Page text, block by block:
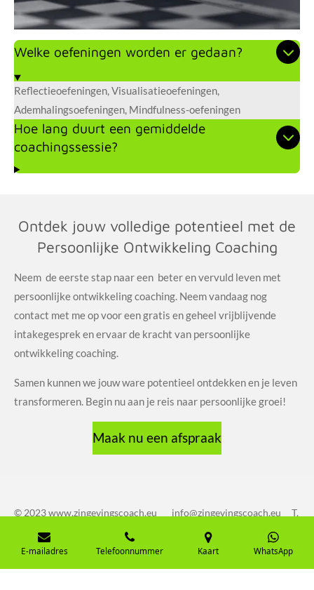
Welke oefeningen worden er gedaan?
Reflectieoefeningen, Visualisatieoefeningen,
Ademhalingsoefeningen, Mindfulness-oefeningen
Hoe lang duurt een gemiddelde
coachingssessie?
Ontdek jouw volledige potentieel met de
Persoonlijke Ontwikkeling Coaching
Neem de eerste stap naar een beter en vervuld leven met
persoonlijke ontwikkeling coaching. Neem vandaag nog
contact met me op voor een gratis en geheel vrijblijvende
intakegesprek en ervaar de kracht van persoonlijke
ontwikkeling coaching.
Samen kunnen we jouw ware potentieel ontdekken en je leven
transformeren. Begin nu aan je reis naar persoonlijke groei!
Maak nu een afspraak
© 2023 www.zingevingscoach.eu info@zingevingscoach.eu T.
06-53439189 BTW nr. NL004893461B28 KvK nr.
91440890
E-mailadres Telefoonnummer Kaart WhatsApp